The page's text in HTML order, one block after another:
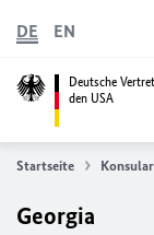
Deutsche
den USA
DE EN
Startseite
Georgia